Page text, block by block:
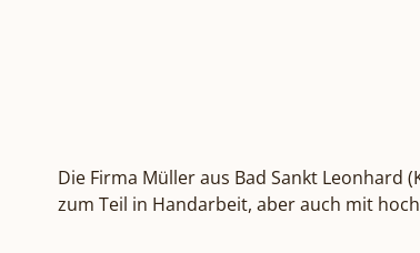
Die Firma Müller aus Bad Sankt
zum Teil in Handarbeit, aber auch mit